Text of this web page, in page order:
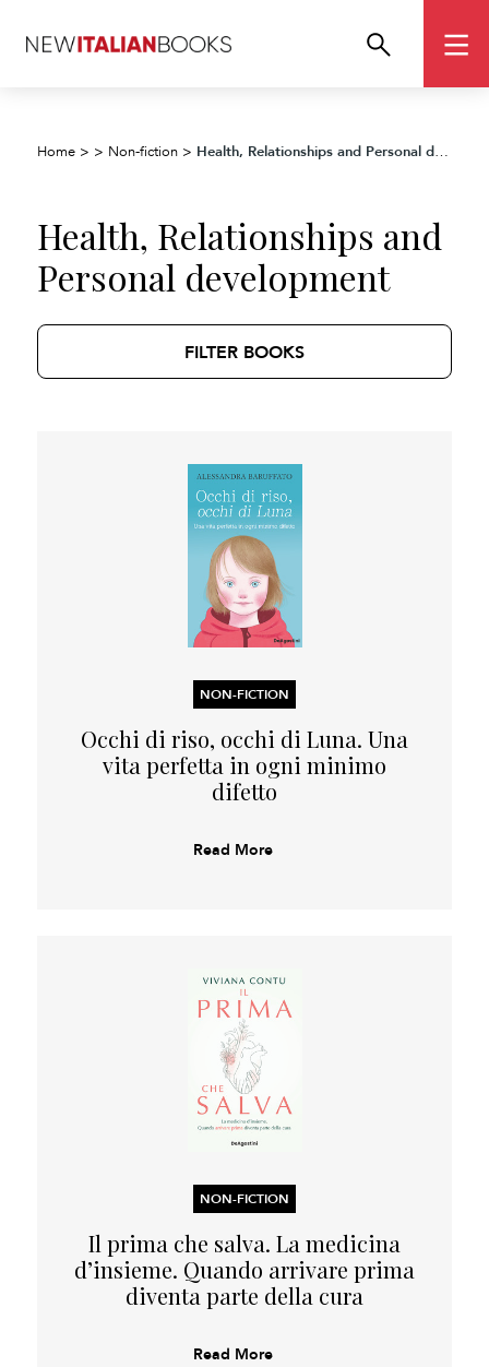
Home > > Non-fiction > Health, Relationships and Personal development
Health, Relationships and
Personal development
FILTER BOOKS
NON-FICTION
Occhi di riso, occhi di Luna. Una
vita perfetta in ogni minimo
difetto
Read More
NON-FICTION
Il prima che salva. La medicina
d’insieme. Quando arrivare prima
diventa parte della cura
Read More